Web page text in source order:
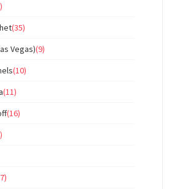
(35)
Vegas)(9)
(10)
(11)
(16)